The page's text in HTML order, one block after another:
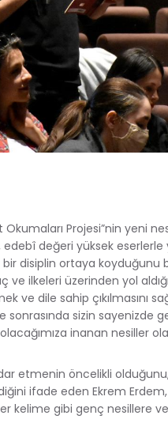
Okumaları Projesi”nin yeni
değeri yüksek eserlerle
bir disiplin ortaya koyduğunu
ilkeleri üzerinden yol
ve dile sahip çıkılmasını
sizin sayenizde
inanan nesiller
etmenin öncelikli
ifade eden Ekrem Erdem,
kelime gibi genç nesillere ve